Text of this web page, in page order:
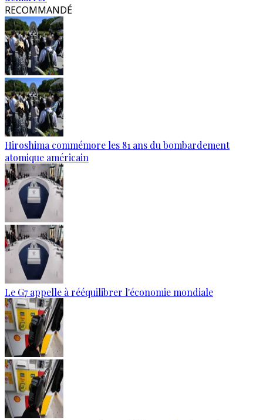
RECOMMANDÉ
Hiroshima commémore les 81 ans du bombardement
atomique américain
Le G7 appelle à rééquilibrer l'économie mondiale